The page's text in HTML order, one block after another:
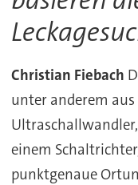
Christian Fiebach
unter anderem
einem
punktgenaue